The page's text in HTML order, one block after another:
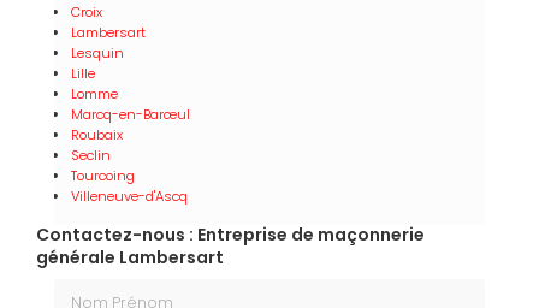
Croix
Lambersart
Lesquin
Lille
Lomme
Marcq-en-Barœul
Roubaix
Seclin
Tourcoing
Villeneuve-d'Ascq
Contactez-nous : Entreprise de maçonnerie
générale Lambersart